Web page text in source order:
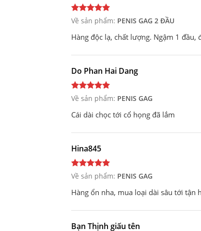
Về sản phẩm: PENIS GAG 2 ĐẦU
Hàng độc lạ, chất lượng. Ngậm 1 đầu,
Do Phan Hai Dang
Về sản phẩm: PENIS GAG
Cái dài chọc tới cổ họng đã lắm
Hina845
Về sản phẩm: PENIS GAG
Hàng ổn nha, mua loại dài sâu tới tận
Bạn Thịnh giấu tên